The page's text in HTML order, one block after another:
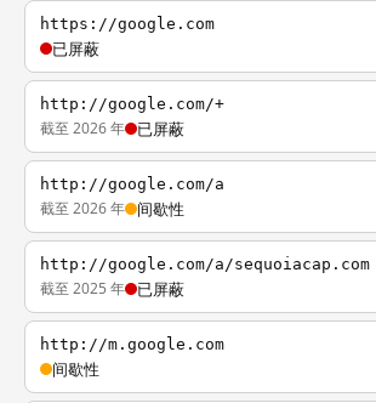
https://google.com
已屏蔽
http://google.com/+
截至 2026 年 已屏蔽
http://google.com/a
截至 2026 年 间歇性
http://google.com/a/sequoiacap.com
截至 2025 年 已屏蔽
http://m.google.com
间歇性